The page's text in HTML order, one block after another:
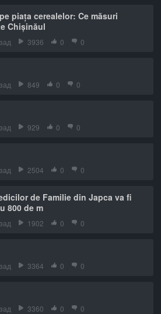
piața cerealelor: Ce măsuri
Chișinăul
3936 0 0
849 0 0
929 0 0
2504 0 0
de Familie din Japca va fi
800 de m
1902 0 0
3364 0 0
3360 0 0